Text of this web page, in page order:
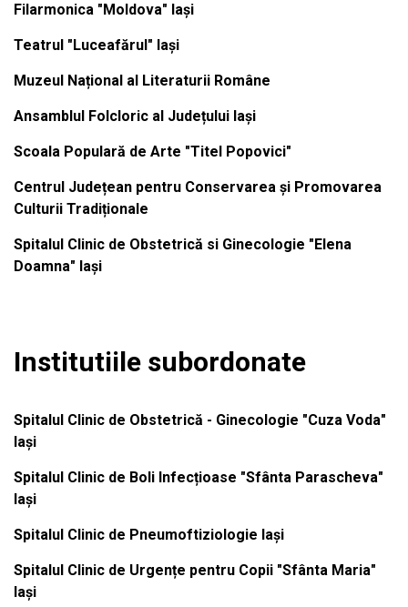
Filarmonica "Moldova" Iași
Teatrul "Luceafărul" Iași
Muzeul Național al Literaturii Române
Ansamblul Folcloric al Județului Iași
Scoala Populară de Arte "Titel Popovici"
Centrul Județean pentru Conservarea și Promovarea
Culturii Tradiționale
Spitalul Clinic de Obstetrică si Ginecologie "Elena
Doamna" Iași
Institutiile subordonate
Spitalul Clinic de Obstetrică - Ginecologie "Cuza Voda"
Iași
Spitalul Clinic de Boli Infecțioase "Sfânta Parascheva"
Iași
Spitalul Clinic de Pneumoftiziologie Iași
Spitalul Clinic de Urgențe pentru Copii "Sfânta Maria"
Iași